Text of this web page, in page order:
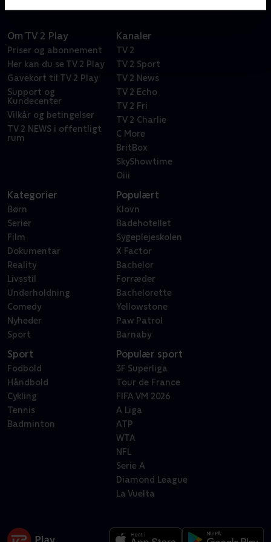
Om TV 2 Play
Priser og abonnement
Her kan du se TV 2 Play
Gavekort til TV 2 Play
Support og
Kundecenter
Vilkår og betingelser
TV 2 NEWS i offentligt
rum
Kanaler
TV 2
TV 2 Sport
TV 2 News
TV 2 Echo
TV 2 Fri
TV 2 Charlie
C More
BritBox
SkyShowtime
Oiii
Kategorier
Børn
Serier
Film
Dokumentar
Reality
Livsstil
Underholdning
Comedy
Nyheder
Sport
Populært
Klovn
Badehotellet
Sygeplejeskolen
X Factor
Bachelor
Forræder
Bachelorette
Yellowstone
Paw Patrol
Barnaby
Sport
Fodbold
Håndbold
Cykling
Tennis
Badminton
Populær sport
3F Superliga
Tour de France
FIFA VM 2026
A Liga
ATP
WTA
NFL
Serie A
Diamond League
La Vuelta